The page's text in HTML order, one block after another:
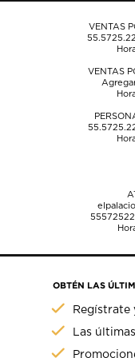
envío.envío.envío.envío.
VENTAS
VENTAS
OBTÉN LAS
Las